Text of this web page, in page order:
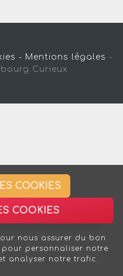
- Mentions légales -
Curieux
COOKIES
COOKIES
nous assurer du bon
personnaliser notre
analyser notre trafic.